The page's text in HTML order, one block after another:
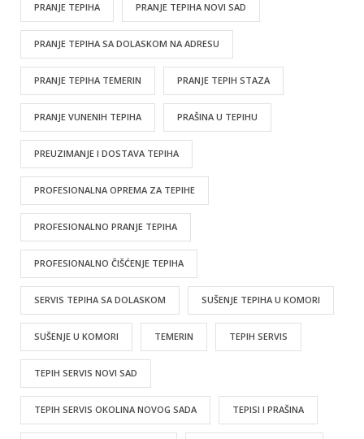
PRANJE TEPIHA PRANJE TEPIHA NOVI SAD
PRANJE TEPIHA SA DOLASKOM NA ADRESU
PRANJE TEPIHA TEMERIN PRANJE TEPIH STAZA
PRANJE VUNENIH TEPIHA PRAŠINA U TEPIHU
PREUZIMANJE I DOSTAVA TEPIHA
PROFESIONALNA OPREMA ZA TEPIHE
PROFESIONALNO PRANJE TEPIHA
PROFESIONALNO ČIŠĆENJE TEPIHA
SERVIS TEPIHA SA DOLASKOM SUŠENJE TEPIHA U KOMORI
SUŠENJE U KOMORI TEMERIN TEPIH SERVIS
TEPIH SERVIS NOVI SAD
TEPIH SERVIS OKOLINA NOVOG SADA TEPISI I PRAŠINA